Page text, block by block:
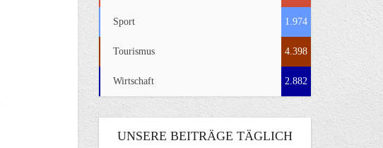
Sport 1.974
Tourismus 4.398
Wirtschaft 2.882
UNSERE BEITRÄGE TÄGLICH